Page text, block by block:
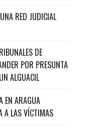
RED JUDICIAL
DE
POR PRESUNTA
ALGUACIL
EN ARAGUA
A LAS VÍCTIMAS